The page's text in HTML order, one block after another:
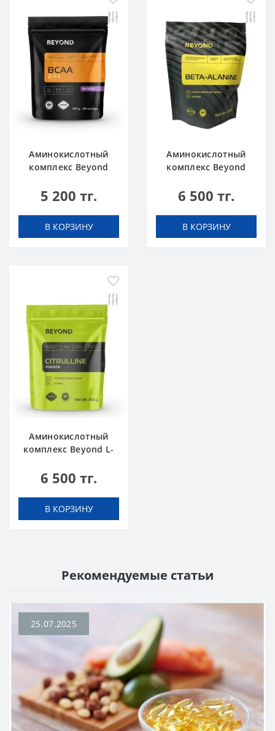
Аминокислотный
комплекс Beyond
200 г
5 200 тг.
В КОРЗИНУ
Аминокислотный
комплекс Beyond
6 500 тг.
В КОРЗИНУ
Аминокислотный
комплекс Beyond L-
6 500 тг.
В КОРЗИНУ
Рекомендуемые статьи
25.07.2025